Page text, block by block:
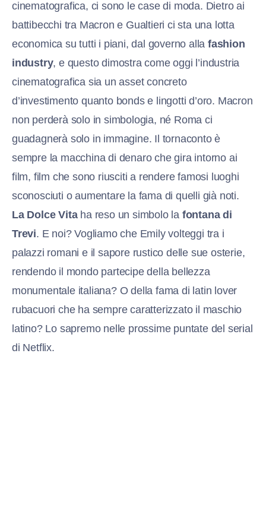
cinematografica, ci sono le case di moda. Dietro ai
battibecchi tra Macron e Gualtieri ci sta una lotta
economica su tutti i piani, dal governo alla fashion
industry, e questo dimostra come oggi l’industria
cinematografica sia un asset concreto
d’investimento quanto bonds e lingotti d’oro. Macron
non perderà solo in simbologia, né Roma ci
guadagnerà solo in immagine. Il tornaconto è
sempre la macchina di denaro che gira intorno ai
film, film che sono riusciti a rendere famosi luoghi
sconosciuti o aumentare la fama di quelli già noti.
La Dolce Vitaha reso un simbolo la fontana di
Trevi. E noi? Vogliamo che Emily volteggi tra i
palazzi romani e il sapore rustico delle sue osterie,
rendendo il mondo partecipe della bellezza
monumentale italiana? O della fama di latin lover
rubacuori che ha sempre caratterizzato il maschio
latino? Lo sapremo nelle prossime puntate del serial
di Netflix.